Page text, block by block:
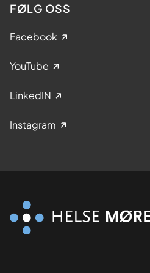
FØLG OSS
Facebook
YouTube
LinkedIN
Instagram